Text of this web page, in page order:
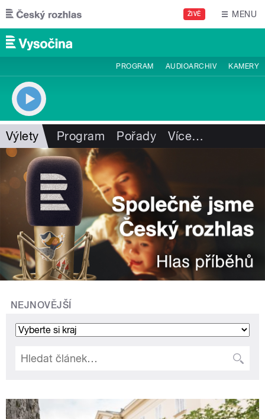
Přejít k hlavnímu obsahu
ŽIVĚ MENU
PROGRAM AUDIOARCHIV KAMERY
Výlety Program Pořady Více…
NEJNOVĚJŠÍ